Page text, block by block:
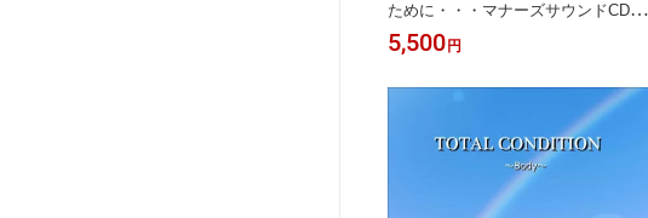
ために・・・マナーズサウンドCD
（音源メイン）マナーズサウンド音響
振動療法サー・ピーター・マナーズ博
マティクス マナーズ 特殊音響
5,500 円